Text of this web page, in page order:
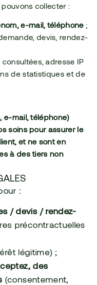
collecter :
e-mail, téléphone ;
devis, rendez-
adresse IP
de statistiques et de
e-mail, téléphone)
soins pour assurer le
et ne sont en
à des tiers non
:
/ devis / rendez-
précontractuelles
légitime) ;
des
(consentement,